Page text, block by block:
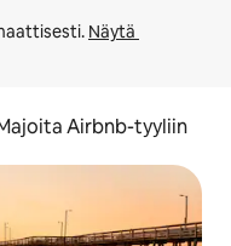
Näytä
Airbnb-tyyliin